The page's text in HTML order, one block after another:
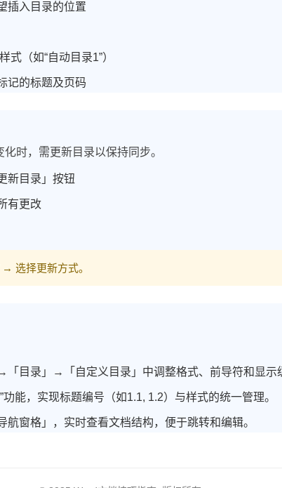
插入目录的位置
（如“自动目录1”）
记的标题及页码
时，需更新目录以保持同步。
新目录」按钮
有更改
选择更新方式。
「目录」→「自定义目录」中调整格式、前导符和显示
功能，实现标题编号（如1.1, 1.2）与样式的统一管理。
窗格」，实时查看文档结构，便于跳转和编辑。